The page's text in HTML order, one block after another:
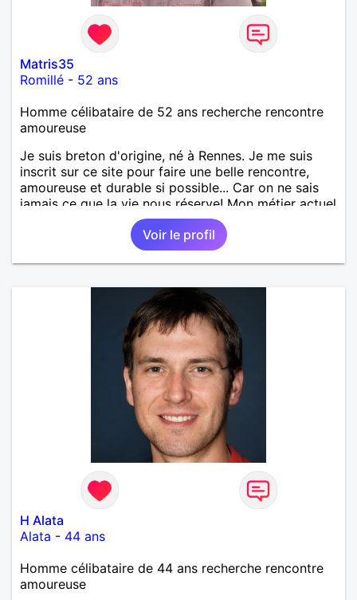
Matris35
Romillé - 52 ans
Homme célibataire de 52 ans recherche rencontre
amoureuse
Je suis breton d'origine, né à Rennes. Je me suis
inscrit sur ce site pour faire une belle rencontre,
amoureuse et durable si possible... Car on ne sais
jamais ce que la vie nous réserve! Mon métier actuel
est électricien en tant que agent technique
territorial. J'ai enseigné en tant que professeur des
écoles mais j'ai voulu changer. J'aime la culture en
générale: le cinéma, la littérature, le dessin, l'Art, un
Mais je ne vais pas tout dire, à vous de me
contacter pour faire plus ample connaissance!...
Voir le profil
H Alata
Alata - 44 ans
Homme célibataire de 44 ans recherche rencontre
amoureuse